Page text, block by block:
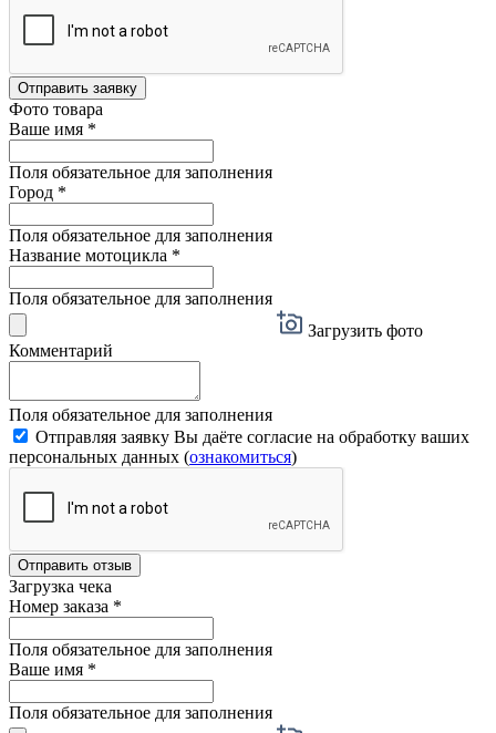
Отправить заявку
Фото товара
Ваше имя *
Поля обязательное для заполнения
Город *
Поля обязательное для заполнения
Название мотоцикла *
Поля обязательное для заполнения
Загрузить фото
Комментарий
Поля обязательное для заполнения
Отправляя заявку Вы даёте согласие на обработку ваших
персональных данных (ознакомиться)
Отправить отзыв
Загрузка чека
Номер заказа *
Поля обязательное для заполнения
Ваше имя *
Поля обязательное для заполнения